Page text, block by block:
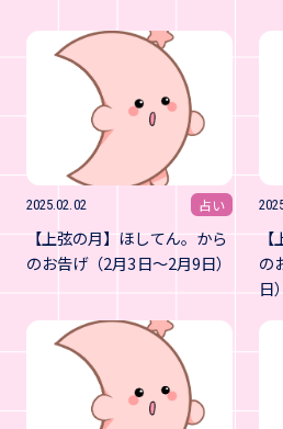
2025.02.02 占い
【上弦の月】ほしてん。から
のお告げ（2月3日～2月9日）
の
日）